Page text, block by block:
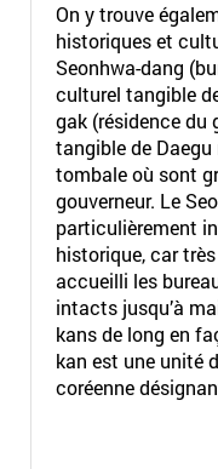
On y trouve
historiques et
Seonhwa-dang
culturel tangible
gak (résidence du
tangible de Daegu
tombale où sont
gouverneur. Le
particulièrement
historique, car
accueilli les
intacts jusqu’à
kans de long en
kan est une unité
coréenne